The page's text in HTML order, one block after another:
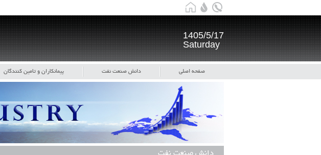
1405/5/17
Saturday
صفحه اصلی دانش صنعت نفت پیمانکاران و تامین کنندگان